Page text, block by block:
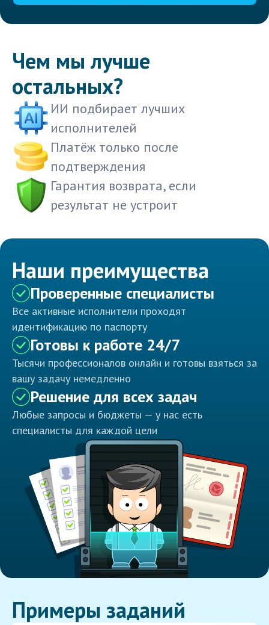
Чем мы лучше
остальных?
ИИ подбирает лучших
исполнителей
Платёж только после
подтверждения
Гарантия возврата, если
результат не устроит
Наши преимущества
Проверенные специалисты
Все активные исполнители проходят
идентификацию по паспорту
Готовы к работе 24/7
Тысячи профессионалов онлайн и готовы взяться за
вашу задачу немедленно
Решение для всех задач
Любые запросы и бюджеты — у нас есть
специалисты для каждой цели
Примеры заданий